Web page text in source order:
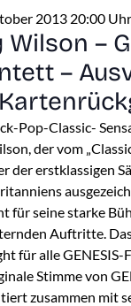
2013 20:00 Uhr
Wilson –
–
Pop-Classic-
der vom
der erstklassigen
für seine starke
Auftritte.
für alle GENESIS-
Stimme von
zusammen mit